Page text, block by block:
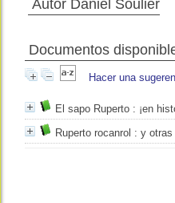
Autor Daniel Soulier
Documentos
Hacer una
El sapo Ruperto : ¡en
Ruperto rocanrol : y otras